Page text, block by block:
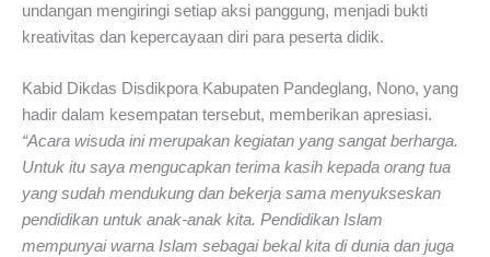
undangan mengiringi setiap aksi panggung, menjadi bukti
kreativitas dan kepercayaan diri para peserta didik.
Kabid Dikdas Disdikpora Kabupaten Pandeglang, Nono, yang
hadir dalam kesempatan tersebut, memberikan apresiasi.
“Acara wisuda ini merupakan kegiatan yang sangat berharga.
Untuk itu saya mengucapkan terima kasih kepada orang tua
yang sudah mendukung dan bekerja sama menyukseskan
pendidikan untuk anak-anak kita. Pendidikan Islam
mempunyai warna Islam sebagai bekal kita di dunia dan juga